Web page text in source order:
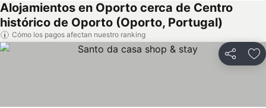
Alojamientos en Oporto cerca de Centro
histórico de Oporto (Oporto, Portugal)
Cómo los pagos afectan nuestro ranking
Compartir